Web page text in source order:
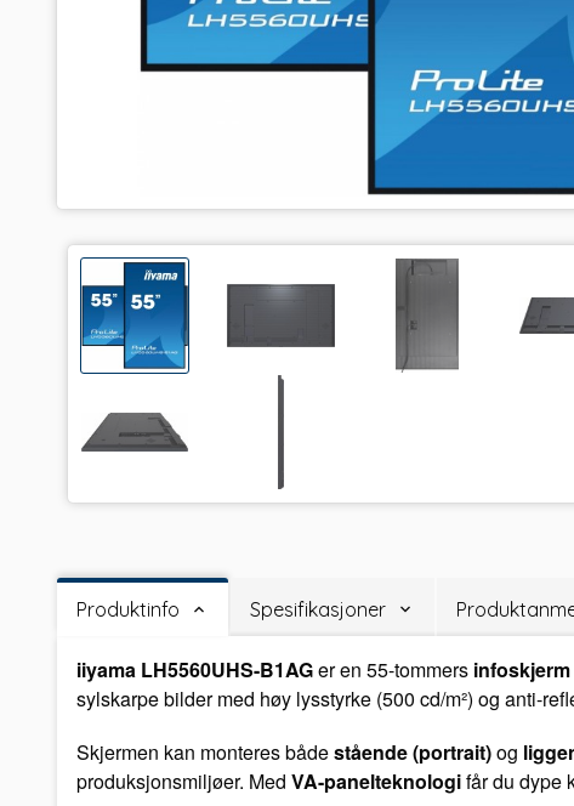
Produktinfo Spesifikasjoner
iiyama LH5560UHS-B1AGer en 55-tommers
sylskarpe bilder med høy lysstyrke (500 cd/m²) og anti-
Skjermen kan monteres bådestående (portrait)og
produksjonsmiljøer. Med VA-panelteknologifår du dype